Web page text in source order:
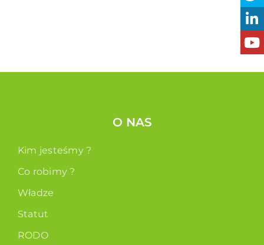
O NAS
Kim jesteśmy ?
Co robimy ?
Władze
Statut
RODO